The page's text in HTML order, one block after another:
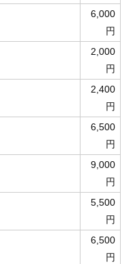
6,000
円
2,000
円
2,400
円
6,500
円
9,000
円
5,500
円
6,500
円